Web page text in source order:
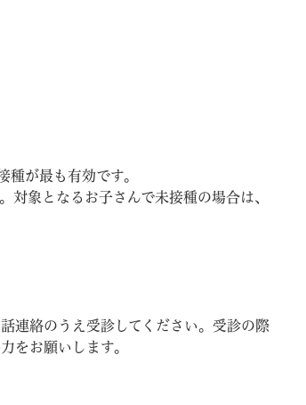
婚 引越し・住まい
が最も有効です。
象となるお子さんで未接種の場合は、
連絡のうえ受診してください。受診の際
をお願いします。